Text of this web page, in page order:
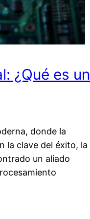
¿Qué es un
donde la
la clave del éxito, la
un aliado